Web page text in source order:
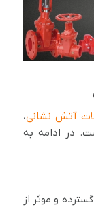
آتش نشانی،
در ادامه به
و موثر از